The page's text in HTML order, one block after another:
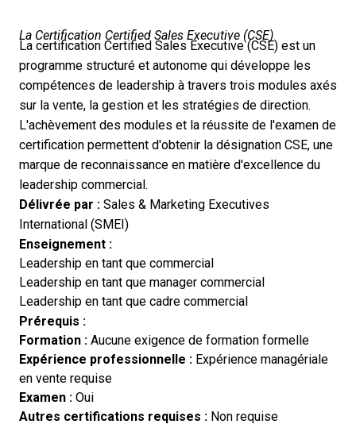
La Certification Certified Sales Executive (CSE)
La certification Certified Sales Executive (CSE) est un
programme structuré et autonome qui développe les
compétences de leadership à travers trois modules axés
sur la vente, la gestion et les stratégies de direction.
L'achèvement des modules et la réussite de l'examen de
certification permettent d'obtenir la désignation CSE, une
marque de reconnaissance en matière d'excellence du
leadership commercial.
Délivrée par : Sales & Marketing Executives
International (SMEI)
Enseignement :
Leadership en tant que commercial
Leadership en tant que manager commercial
Leadership en tant que cadre commercial
Prérequis :
Formation : Aucune exigence de formation formelle
Expérience professionnelle : Expérience managériale
en vente requise
Examen : Oui
Autres certifications requises : Non requise